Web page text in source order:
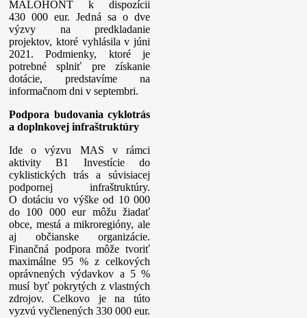
MALOHONT k dispozícii
430 000 eur. Jedná sa o dve
výzvy na predkladanie
projektov, ktoré vyhlásila v júni
2021. Podmienky, ktoré je
potrebné splniť pre získanie
dotácie, predstavíme na
informačnom dni v septembri.
Podpora budovania cyklotrás
a doplnkovej infraštruktúry
Ide o výzvu MAS v rámci
aktivity B1 Investície do
cyklistických trás a súvisiacej
podpornej infraštruktúry.
O dotáciu vo výške od 10 000
do 100 000 eur môžu žiadať
obce, mestá a mikroregióny, ale
aj občianske organizácie.
Finančná podpora môže tvoriť
maximálne 95 % z celkových
oprávnených výdavkov a 5 %
musí byť pokrytých z vlastných
zdrojov. Celkovo je na túto
vyzvú vyčlenených 330 000 eur.